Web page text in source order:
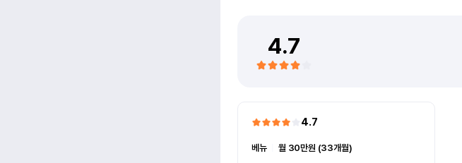
4.7
4.7
베뉴ㅣ월 30만원 (33개월)